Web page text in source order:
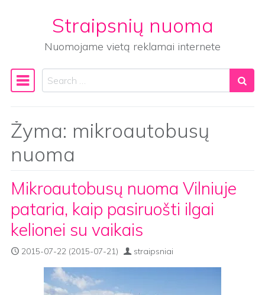
Straipsnių nuoma
Nuomojame vietą reklamai internete
Main Navigation
Search
Žyma: mikroautobusų
nuoma
Mikroautobusų nuoma Vilniuje
pataria, kaip pasiruošti ilgai
kelionei su vaikais
2015-07-22 (2015-07-21) straipsniai